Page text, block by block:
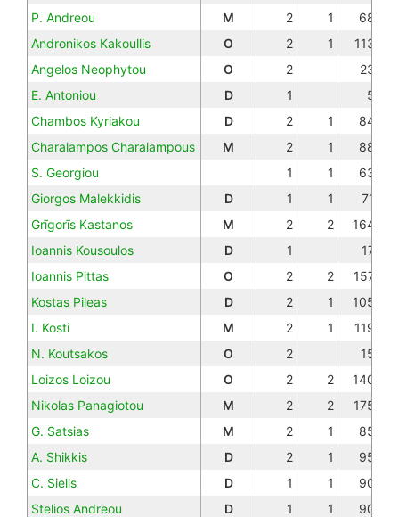
P. Andreou
M 2 1
68
Andronikos Kakoullis
O 2 1
113
Angelos Neophytou
O 2
23
E. Antoniou
D 1
5
Chambos Kyriakou
D 2 1
84
Charalampos Charalampous
M 2 1
88
S. Georgiou
1 1
63
Giorgos Malekkidis
D 1 1
71
Grīgorīs Kastanos
M 2 2
164
Ioannis Kousoulos
D 1
17
Ioannis Pittas
O 2 2
157
Kostas Pileas
D 2 1
105
I. Kosti
M 2 1
119
N. Koutsakos
O 2
15
Loizos Loizou
O 2 2
140
Nikolas Panagiotou
M 2 2
175
G. Satsias
M 2 1
85
A. Shikkis
D 2 1
95
C. Sielis
D 1 1
90
Stelios Andreou
D 1 1 90